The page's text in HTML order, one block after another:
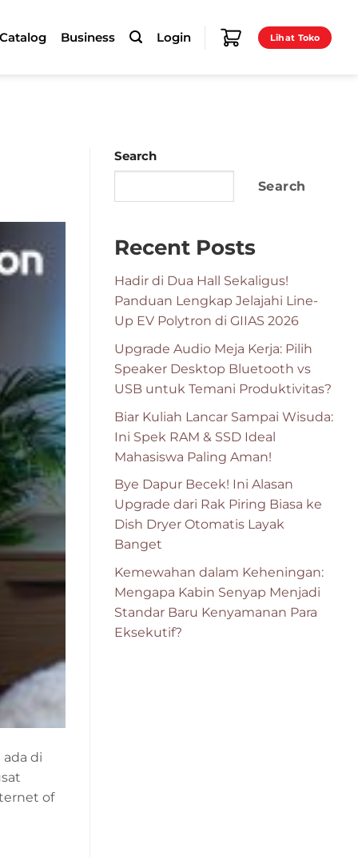
Business Login Lihat Toko
di
of
Search
Search
Recent Posts
Hadir di Dua Hall Sekaligus!
Panduan Lengkap Jelajahi Line-
Up EV Polytron di GIIAS 2026
Upgrade Audio Meja Kerja: Pilih
Speaker Desktop Bluetooth vs
USB untuk Temani Produktivitas?
Biar Kuliah Lancar Sampai Wisuda:
Ini Spek RAM & SSD Ideal
Mahasiswa Paling Aman!
Bye Dapur Becek! Ini Alasan
Upgrade dari Rak Piring Biasa ke
Dish Dryer Otomatis Layak
Banget
Kemewahan dalam Keheningan:
Mengapa Kabin Senyap Menjadi
Standar Baru Kenyamanan Para
Eksekutif?